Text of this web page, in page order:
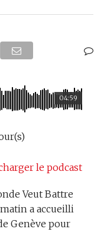
04:59
le podcast
Veut Battre
a accueilli
Genève pour